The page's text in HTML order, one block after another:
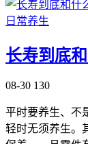
日常养生
长寿到底
08-30 130
平时要养生、不
轻时无须养生。